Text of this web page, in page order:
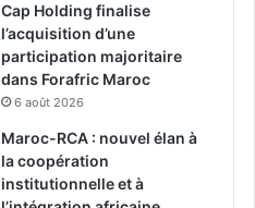
Cap Holding finalise
l’acquisition d’une
participation majoritaire
dans Forafric Maroc
6 août 2026
Maroc-RCA : nouvel élan à
la coopération
institutionnelle et à